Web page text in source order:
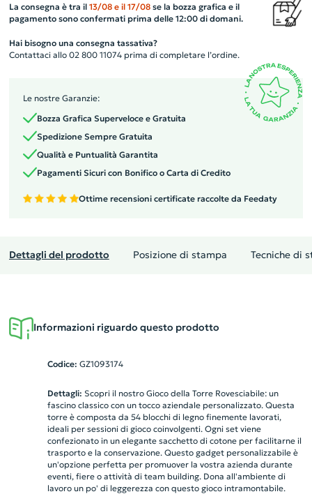
La consegna è tra il 13/08 e il 17/08se la bozza grafica e il
pagamento sono confermati prima delle 12:00 di domani.
Hai bisogno una consegna tassativa?
Contattaci allo 02 800 11074 prima di completare l’ordine.
Le nostre Garanzie:
Bozza Grafica Superveloce e Gratuita
Spedizione Sempre Gratuita
Qualità e Puntualità Garantita
Pagamenti Sicuri con Bonifico o Carta di Credito
Ottime recensioni certificate raccolte da Feedaty
Dettagli del prodotto Posizione di stampa Tecniche di
Informazioni riguardo questo prodotto
Codice: GZ1093174
Dettagli: Scopri il nostro Gioco della Torre Rovesciabile: un
fascino classico con un tocco aziendale personalizzato. Questa
torre è composta da 54 blocchi di legno finemente lavorati,
ideali per sessioni di gioco coinvolgenti. Ogni set viene
confezionato in un elegante sacchetto di cotone per facilitarne il
trasporto e la conservazione. Questo gadget personalizzabile è
un'opzione perfetta per promuover la vostra azienda durante
eventi, fiere o attività di team building. Dona all'ambiente di
lavoro un po' di leggerezza con questo gioco intramontabile.